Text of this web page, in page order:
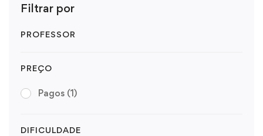
Filtrar por
PROFESSOR
PREÇO
Pagos (1)
DIFICULDADE